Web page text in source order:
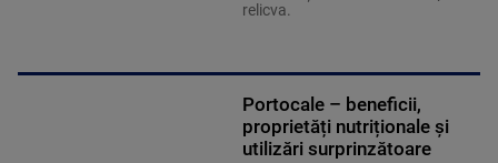
relicva.
Portocale – beneficii,
proprietăți nutriționale și
utilizări surprinzătoare